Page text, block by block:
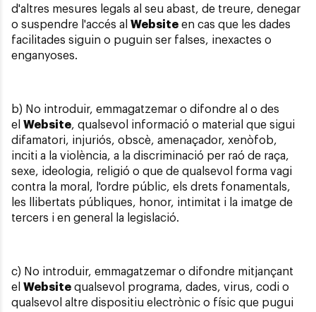
d'altres mesures legals al seu abast, de treure, denegar
o suspendre l'accés al Website en cas que les dades
facilitades siguin o puguin ser falses, inexactes o
enganyoses.
b) No introduir, emmagatzemar o difondre al o des
el Website, qualsevol informació o material que sigui
difamatori, injuriós, obscè, amenaçador, xenòfob,
inciti a la violència, a la discriminació per raó de raça,
sexe, ideologia, religió o que de qualsevol forma vagi
contra la moral, l'ordre públic, els drets fonamentals,
les llibertats públiques, honor, intimitat i la imatge de
tercers i en general la legislació.
c) No introduir, emmagatzemar o difondre mitjançant
el Website qualsevol programa, dades, virus, codi o
qualsevol altre dispositiu electrònic o físic que pugui